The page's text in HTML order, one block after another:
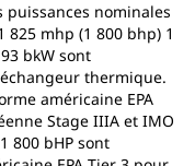
puissances nominales
825 mhp (1 800 bhp) 1
bkW sont
thermique.
américaine EPA
Stage IIIA et IMO
800 bHP sont